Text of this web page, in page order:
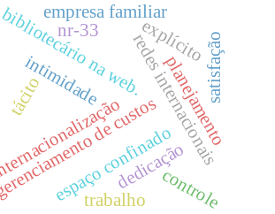
de custosredes internacionais
tácito
explícito
espaço confinado
bibliotecário na web.
intimidade
empresa familiar
nr-33
dedicação
planejamento
controle
satisfação
trabalho